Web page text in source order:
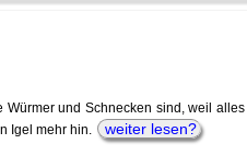
und Schnecken sind, weil alles
Igel mehr hin.
weiter lesen?